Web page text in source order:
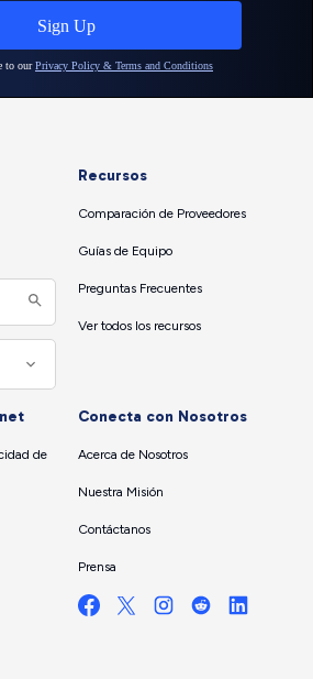
Recursos
Comparación de Proveedores
Guías de Equipo
Preguntas Frecuentes
Ver todos los recursos
de
Conecta con Nosotros
Acerca de Nosotros
Nuestra Misión
Contáctanos
Prensa